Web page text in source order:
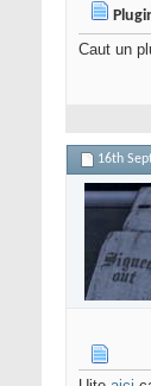
Caut un
16th